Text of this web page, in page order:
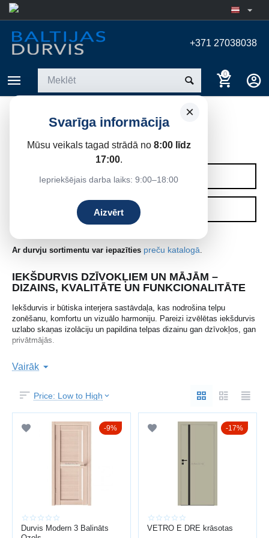
+371 27038038
0
×
Svarīga informācija
Mūsu veikals tagad strādā no 8:00 līdz
17:00.
Iepriekšējais darba laiks: 9:00–18:00
Aizvērt
IEKŠDURVIS
Sākums
KATEGORIJAS
FILTRI
Ar durvju sortimentu var iepazīties preču katalogā.
IEKŠDURVIS DZĪVOKĻIEM UN MĀJĀM –
DIZAINS, KVALITĀTE UN FUNKCIONALITĀTE
Iekšdurvis ir būtiska interjera sastāvdaļa, kas nodrošina telpu
zonēšanu, komfortu un vizuālo harmoniju. Pareizi izvēlētas iekšdurvis
uzlabo skaņas izolāciju un papildina telpas dizainu gan dzīvokļos, gan
privātmājās.
plašu iekšdurvju klāstu Latvijā ar profesionālu uzstādīšanu.
Papildus varat apskatīt arīieejas durvis metāla durvis
KĀ IZVĒLĒTIES IEKŠDURVIS
telpas dizainu un krāsu
skaņas izolāciju
furnitūras kvalitāti
Laminētās durvis ir ekonomisks risinājums, savukārt koka durvis
Vairāk
Price: Low to High
9%
Durvis Modern 3 Balināts
17%
VETRO E DRE krāsotas